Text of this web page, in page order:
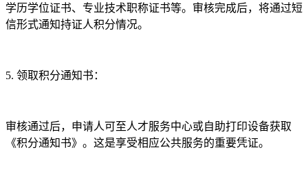
学历学位证书、专业技术职称证书等。审核完成后，将通过短
信形式通知持证人积分情况。
5. 领取积分通知书：
审核通过后，申请人可至人才服务中心或自助打印设备获取
《积分通知书》。这是享受相应公共服务的重要凭证。